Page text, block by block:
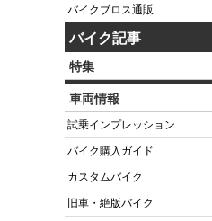
バイクブロス通販
バイク記事
特集
車両情報
試乗インプレッション
バイク購入ガイド
カスタムバイク
旧車・絶版バイク